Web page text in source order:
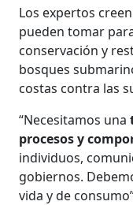
Los expertos
pueden tomar
conservación y
bosques
costas contra las
“Necesitamos una
procesos y
individuos,
gobiernos.
vida y de